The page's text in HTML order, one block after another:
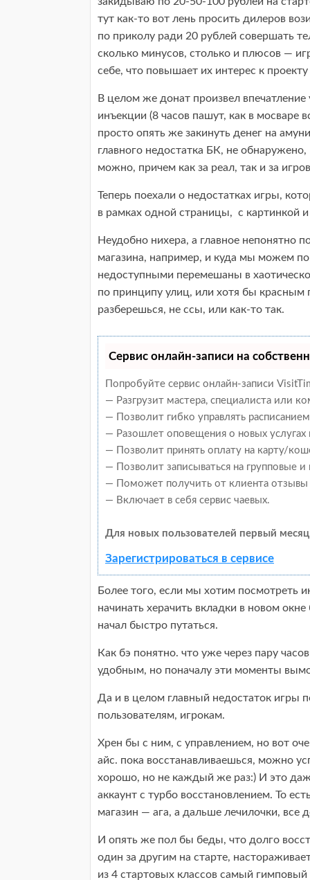
тут как-то вот лень просить дилеров
по приколу ради 20 рублей совершать
сколько минусов, столько и плюсов —
себе, что повышает их интерес к
В целом же донат произвел
инъекции (8 часов пашут, как в
просто опять же закинуть денег на
главного недостатка БК, не
можно, причем как за реал, так и за
Теперь поехали о недостатках игры,
в рамках одной страницы, с картинкой
Неудобно нихера, а главное непонятно
магазина, например, и куда мы можем
недоступными перемешаны в
по принципу улиц, или хотя бы красным
разберешься, не ссы, или как-то так.
Сервис онлайн-записи на
Попробуйте сервис онлайн-записи
— Разгрузит мастера, специалиста или
— Позволит гибко управлять
— Разошлет оповещения о новых услугах
— Позволит принять оплату на карту/
— Позволит записываться на групповые
— Поможет получить от клиента отзывы
— Включает в себя сервис чаевых.
Для новых пользователей первый
Зарегистрироваться в сервисе
Более того, если мы хотим посмотреть
начинать херачить вкладки в новом
начал быстро путаться.
Как бэ понятно. что уже через пару
удобным, но поначалу эти моменты
Да и в целом главный недостаток
пользователям, игрокам.
Хрен бы с ним, с управлением, но вот
айс. пока восстанавливаешься, можно
хорошо, но не каждый же раз:) И это
аккаунт с турбо восстановлением. То
магазин — ага, а дальше лечилочки, все
И опять же пол бы беды, что долго
один за другим на старте,
из 4 стартовых классов самый